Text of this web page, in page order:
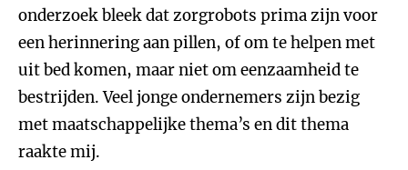
onderzoek bleek dat zorgrobots prima zijn voor
een herinnering aan pillen, of om te helpen met
uit bed komen, maar niet om eenzaamheid te
bestrijden. Veel jonge ondernemers zijn bezig
met maatschappelijke thema’s en dit thema
raakte mij.